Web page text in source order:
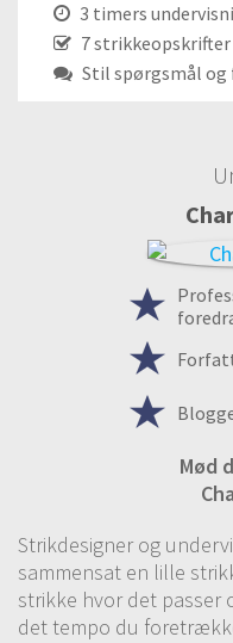
3 timers
7
Stil spørgsmål og
Mød
Strikdesigner og
sammensat en lille
strikke hvor det passer
det tempo du